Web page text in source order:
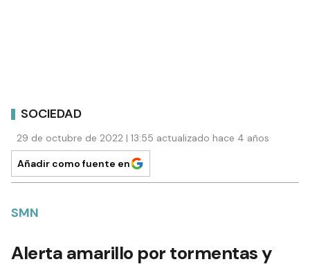
SOCIEDAD
29 de octubre de 2022 | 13:55 actualizado hace 4 años
Añadir como fuente en
SMN
Alerta amarillo por tormentas y